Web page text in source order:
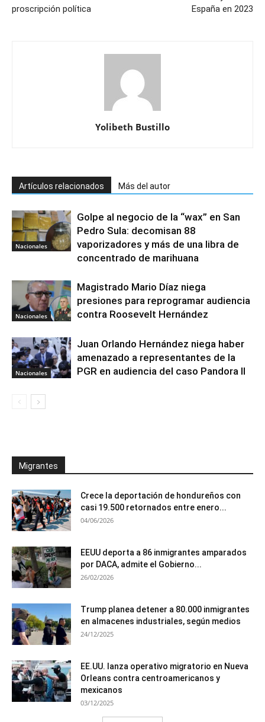
proscripción política
España en 2023
Yolibeth Bustillo
Artículos relacionados Más del autor
Nacionales
Golpe al negocio de la “wax” en San
Pedro Sula: decomisan 88
vaporizadores y más de una libra de
concentrado de marihuana
Nacionales
Magistrado Mario Díaz niega
presiones para reprogramar audiencia
contra Roosevelt Hernández
Nacionales
Juan Orlando Hernández niega haber
amenazado a representantes de la
PGR en audiencia del caso Pandora II
Migrantes
Crece la deportación de hondureños con
casi 19.500 retornados entre enero...
04/06/2026
EEUU deporta a 86 inmigrantes amparados
por DACA, admite el Gobierno...
26/02/2026
Trump planea detener a 80.000 inmigrantes
en almacenes industriales, según medios
24/12/2025
EE.UU. lanza operativo migratorio en Nueva
Orleans contra centroamericanos y
mexicanos
03/12/2025